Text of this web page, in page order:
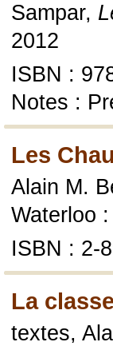
Sampar,
2012
ISBN :
Notes :
Les
Alain M.
Waterloo
ISBN : 2-
La
textes,